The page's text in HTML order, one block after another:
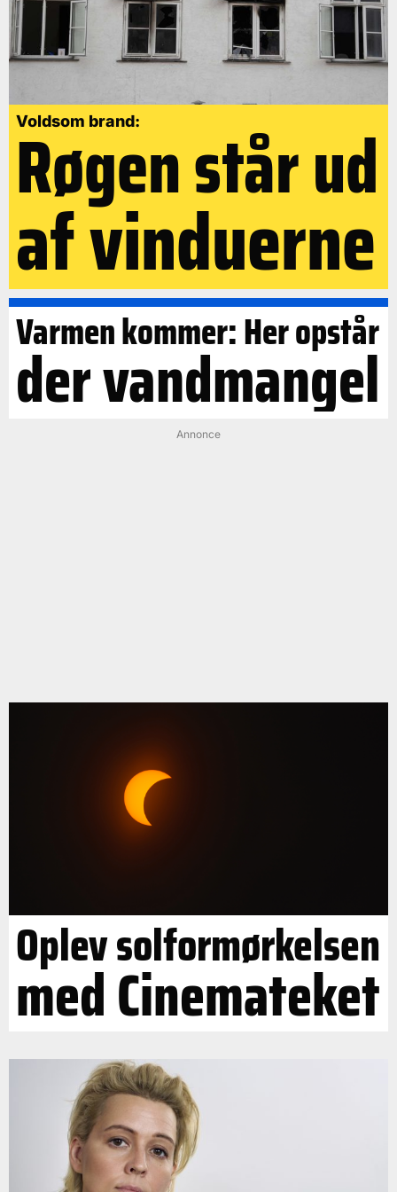
Voldsom brand:
Røgen står ud
af vinduerne
Varmen kommer: Her opstår
der vandmangel
Annonce
Oplev solformørkelsen
med Cinemateket